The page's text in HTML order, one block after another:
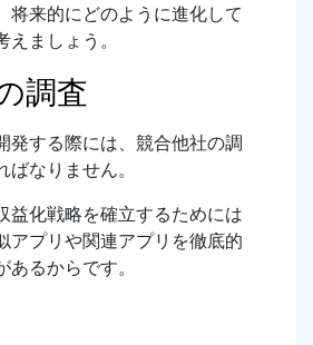
将来的にどのように進化して
ましょう。
調査
発する際には、競合他社の調
なりません。
益化戦略を確立するためには
アプリや関連アプリを徹底的
るからです。